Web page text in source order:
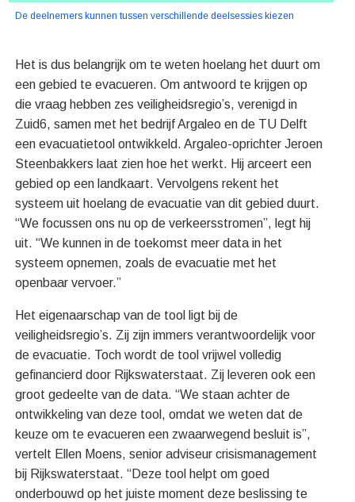
De deelnemers kunnen tussen verschillende deelsessies kiezen
Het is dus belangrijk om te weten hoelang het duurt om
een gebied te evacueren. Om antwoord te krijgen op
die vraag hebben zes veiligheidsregio’s, verenigd in
Zuid6, samen met het bedrijf Argaleo en de TU Delft
een evacuatietool ontwikkeld. Argaleo-oprichter Jeroen
Steenbakkers laat zien hoe het werkt. Hij arceert een
gebied op een landkaart. Vervolgens rekent het
systeem uit hoelang de evacuatie van dit gebied duurt.
“We focussen ons nu op de verkeersstromen”, legt hij
uit. “We kunnen in de toekomst meer data in het
systeem opnemen, zoals de evacuatie met het
openbaar vervoer.”
Het eigenaarschap van de tool ligt bij de
veiligheidsregio’s. Zij zijn immers verantwoordelijk voor
de evacuatie. Toch wordt de tool vrijwel volledig
gefinancierd door Rijkswaterstaat. Zij leveren ook een
groot gedeelte van de data. “We staan achter de
ontwikkeling van deze tool, omdat we weten dat de
keuze om te evacueren een zwaarwegend besluit is”,
vertelt Ellen Moens, senior adviseur crisismanagement
bij Rijkswaterstaat. “Deze tool helpt om goed
onderbouwd op het juiste moment deze beslissing te